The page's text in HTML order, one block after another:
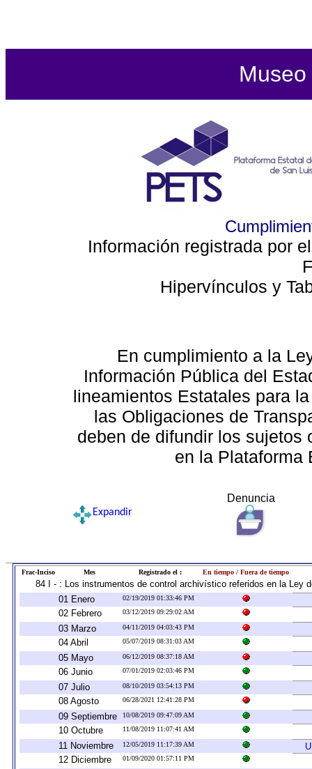
Información registrada por
Hipervínculos y
En cumplimiento a la
Información Pública del
lineamientos Estatales para
las Obligaciones de
deben de difundir los sujetos
en la Plataforma
Denuncia
Expandir
Frac-Inciso Mes Registrado el : En tiempo / Fuera de tiempo
84 I - : Los instrumentos de control archivístico referidos en la Ley
01 Enero
02/19/2019 01:33:46 PM
02 Febrero 03/12/2019 09:29:02 AM
03 Marzo 04/11/2019 04:03:43 PM
04 Abril 05/07/2019 08:31:03 AM
05 Mayo 06/12/2019 08:37:18 AM
06 Junio 07/01/2019 02:03:46 PM
07 Julio 08/10/2019 03:54:13 PM
08 Agosto 06/28/2021 12:41:28 PM
09 Septiembre 10/08/2019 09:47:09 AM
10 Octubre 11/08/2019 11:07:41 AM
11 Noviembre 12/05/2019 11:17:39 AM
12 Diciembre
01/09/2020 01:57:11 PM